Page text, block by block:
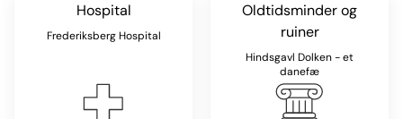
Hospital
Frederiksberg Hospital
Oldtidsminder og
ruiner
Hindsgavl Dolken - et
danefæ